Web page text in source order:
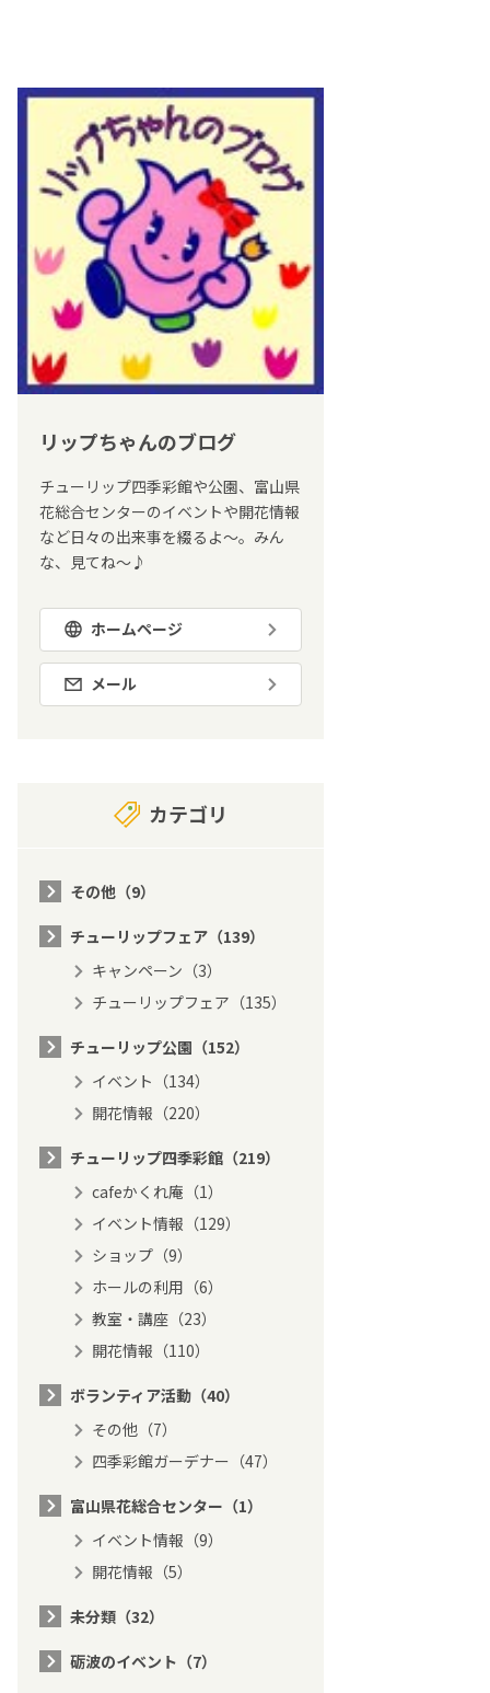
リップちゃんのブログ
チューリップ四季彩館や公園、富山県
花総合センターのイベントや開花情報
など日々の出来事を綴るよ～。みん
な、見てね～♪
ホームページ
メール
カテゴリ
その他（9）
チューリップフェア（139）
キャンペーン（3）
チューリップフェア（135）
チューリップ公園（152）
イベント（134）
開花情報（220）
チューリップ四季彩館（219）
cafeかくれ庵（1）
イベント情報（129）
ショップ（9）
ホールの利用（6）
教室・講座（23）
開花情報（110）
ボランティア活動（40）
その他（7）
四季彩館ガーデナー（47）
富山県花総合センター（1）
イベント情報（9）
開花情報（5）
未分類（32）
砺波のイベント（7）